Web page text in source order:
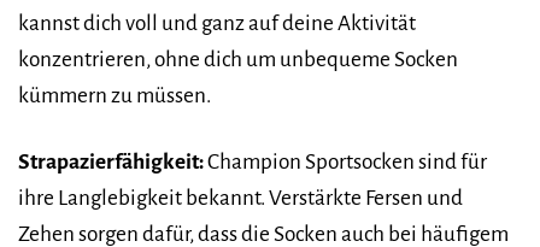
kannst dich voll und ganz auf deine Aktivität
konzentrieren, ohne dich um unbequeme Socken
kümmern zu müssen.
Strapazierfähigkeit:Champion Sportsocken sind für
ihre Langlebigkeit bekannt. Verstärkte Fersen und
Zehen sorgen dafür, dass die Socken auch bei häufigem